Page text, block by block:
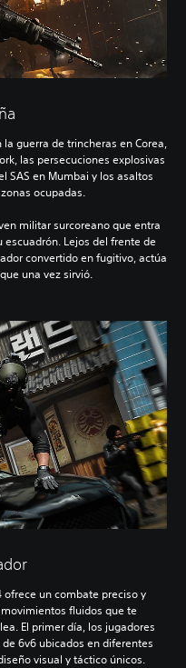
guerra de trincheras en Corea,
las persecuciones explosivas
SAS en Mumbai y los asaltos
ocupadas.
militar surcoreano que entra
Lejos del frente de
convertido en fugitivo, actúa
una vez sirvió.
ofrece un combate preciso y
fluidos que te
El primer día, los jugadores
6v6 ubicados en diferentes
visual y táctico únicos.